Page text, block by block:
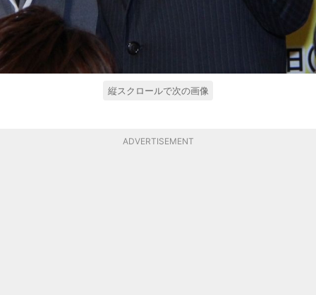
縦スクロールで次の画像
ADVERTISEMENT